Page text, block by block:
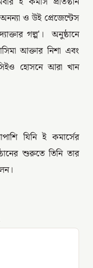
ও উই প্রেজেন্টেস
গল্প'। অনুষ্ঠানে
আক্তার নিশা এবং
হোসনে আরা খান
যিনি ই কমার্সের
শুরুতে তিনি তার